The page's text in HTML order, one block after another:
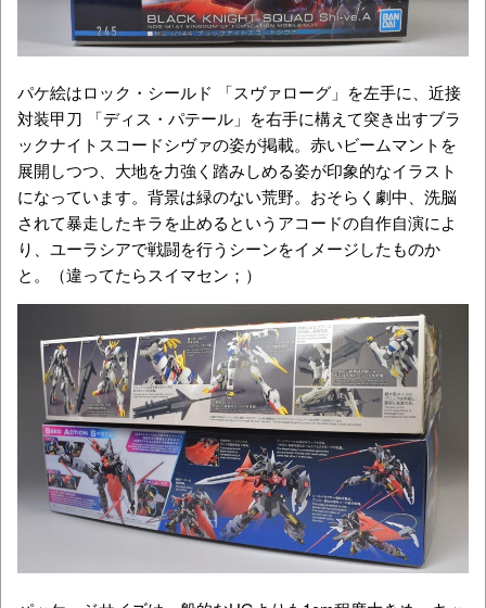
パケ絵はロック・シールド 「スヴァローグ」を左手に、近接
対装甲刀 「ディス・パテール」を右手に構えて突き出すブラ
ックナイトスコードシヴァの姿が掲載。赤いビームマントを
展開しつつ、大地を力強く踏みしめる姿が印象的なイラスト
になっています。背景は緑のない荒野。おそらく劇中、洗脳
されて暴走したキラを止めるというアコードの自作自演によ
り、ユーラシアで戦闘を行うシーンをイメージしたものか
と。（違ってたらスイマセン；）